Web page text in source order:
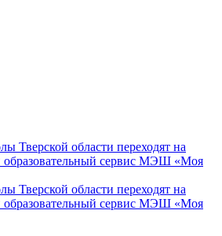
Тверской области переходят на
сервис МЭШ «Моя
Тверской области переходят на
сервис МЭШ «Моя